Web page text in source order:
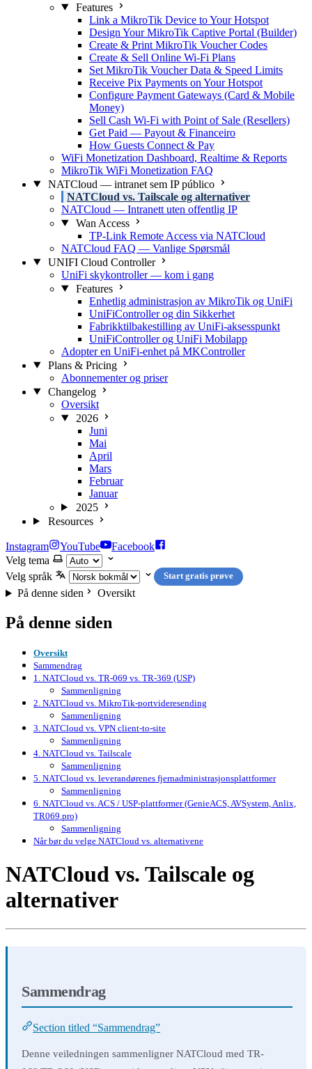
Features
Link a MikroTik Device to Your Hotspot
Design Your MikroTik Captive Portal (Builder)
Create & Print MikroTik Voucher Codes
Create & Sell Online Wi-Fi Plans
Set MikroTik Voucher Data & Speed Limits
Receive Pix Payments on Your Hotspot
Configure Payment Gateways (Card & Mobile
Money)
Sell Cash Wi-Fi with Point of Sale (Resellers)
Get Paid — Payout & Financeiro
How Guests Connect & Pay
WiFi Monetization Dashboard, Realtime & Reports
MikroTik WiFi Monetization FAQ
NATCloud — intranet sem IP público
NATCloud vs. Tailscale og alternativer
NATCloud — Intranett uten offentlig IP
Wan Access
TP-Link Remote Access via NATCloud
NATCloud FAQ — Vanlige Spørsmål
UNIFI Cloud Controller
UniFi skykontroller — kom i gang
Features
Enhetlig administrasjon av MikroTik og UniFi
UniFiController og din Sikkerhet
Fabrikktilbakestilling av UniFi-aksesspunkt
UniFiController og UniFi Mobilapp
Adopter en UniFi-enhet på MKController
Plans & Pricing
Abonnementer og priser
Changelog
Oversikt
2026
Juni
Mai
April
Mars
Februar
Januar
2025
Resources
Instagram YouTube
Facebook
Velg tema
Velg språk
Start gratis prøve
På denne siden Oversikt
På denne siden
Oversikt
Sammendrag
1. NATCloud vs. TR-069 vs. TR-369 (USP)
Sammenligning
2. NATCloud vs. MikroTik-portvideresending
Sammenligning
3. NATCloud vs. VPN client-to-site
Sammenligning
4. NATCloud vs. Tailscale
Sammenligning
5. NATCloud vs. leverandørenes fjernadministrasjonsplattformer
Sammenligning
6. NATCloud vs. ACS / USP-plattformer (GenieACS, AVSystem, Anlix,
TR069.pro)
Sammenligning
Når bør du velge NATCloud vs. alternativene
NATCloud vs. Tailscale og
alternativer
Sammendrag
Section titled “Sammendrag”
Denne veiledningen sammenligner NATCloud med TR-